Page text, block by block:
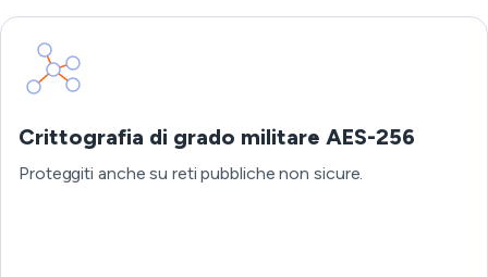
Crittografia di grado militare AES-256
Proteggiti anche su reti pubbliche non sicure.